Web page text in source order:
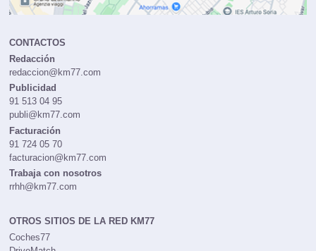
CONTACTOS
Redacción
redaccion@km77.com
Publicidad
91 513 04 95
publi@km77.com
Facturación
91 724 05 70
facturacion@km77.com
Trabaja con nosotros
rrhh@km77.com
OTROS SITIOS DE LA RED KM77
Coches77